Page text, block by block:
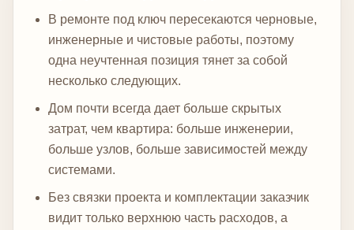
В ремонте под ключ пересекаются черновые,
инженерные и чистовые работы, поэтому
одна неучтенная позиция тянет за собой
несколько следующих.
Дом почти всегда дает больше скрытых
затрат, чем квартира: больше инженерии,
больше узлов, больше зависимостей между
системами.
Без связки проекта и комплектации заказчик
видит только верхнюю часть расходов, а